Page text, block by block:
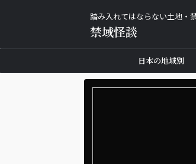
踏み入れてはならない土地・
禁域怪談
日本の地域別